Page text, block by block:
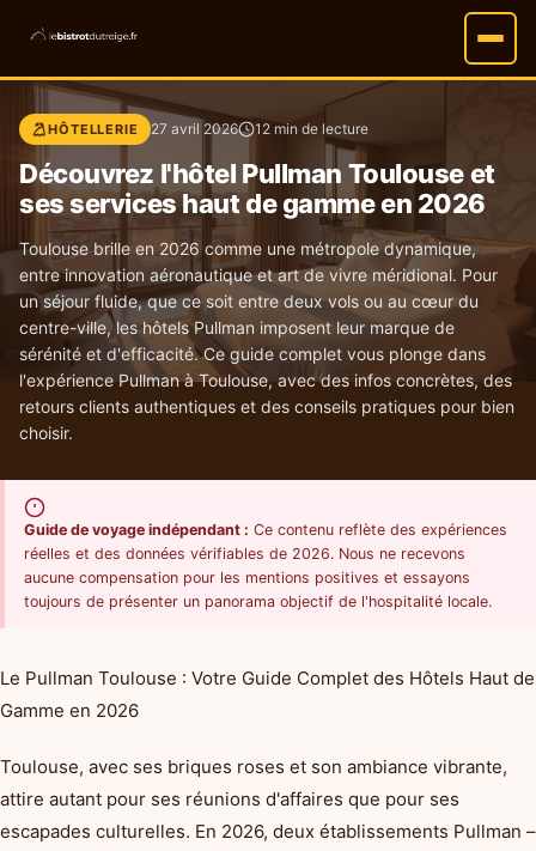
HÔTELLERIE 27 avril 2026 12 min de lecture
Découvrez l'hôtel Pullman Toulouse et
ses services haut de gamme en 2026
Toulouse brille en 2026 comme une métropole dynamique,
entre innovation aéronautique et art de vivre méridional. Pour
un séjour fluide, que ce soit entre deux vols ou au cœur du
centre-ville, les hôtels Pullman imposent leur marque de
sérénité et d'efficacité. Ce guide complet vous plonge dans
l'expérience Pullman à Toulouse, avec des infos concrètes, des
retours clients authentiques et des conseils pratiques pour bien
choisir.
Guide de voyage indépendant : Ce contenu reflète des expériences
réelles et des données vérifiables de 2026. Nous ne recevons
aucune compensation pour les mentions positives et essayons
toujours de présenter un panorama objectif de l'hospitalité locale.
Le Pullman Toulouse : Votre Guide Complet des Hôtels Haut de
Gamme en 2026
Toulouse, avec ses briques roses et son ambiance vibrante,
attire autant pour ses réunions d'affaires que pour ses
escapades culturelles. En 2026, deux établissements Pullman –